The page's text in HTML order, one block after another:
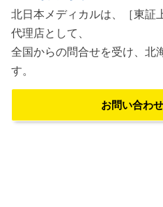
北日本メディカルは、［東証
代理店として、
全国からの問合せを受け、 北
す。
お問い合わ